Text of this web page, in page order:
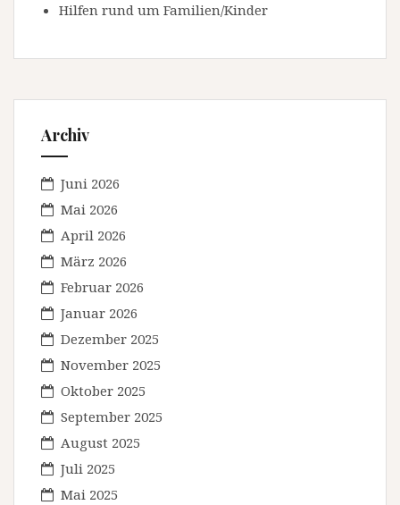
Hilfen rund um Familien/Kinder
Archiv
Juni 2026
Mai 2026
April 2026
März 2026
Februar 2026
Januar 2026
Dezember 2025
November 2025
Oktober 2025
September 2025
August 2025
Juli 2025
Mai 2025